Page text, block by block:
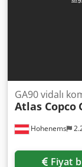
Hohenems
GA90 vidalı
Atlas Copco
Fiyat